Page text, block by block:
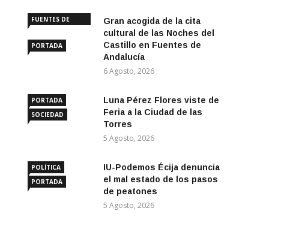
FUENTES DE
PORTADA
Gran acogida de la cita
cultural de las Noches del
Castillo en Fuentes de
Andalucía
6 Agosto, 2026
PORTADA
SOCIEDAD
Luna Pérez Flores viste de
Feria a la Ciudad de las
Torres
5 Agosto, 2026
POLÍTICA
PORTADA
IU-Podemos Écija denuncia
el mal estado de los pasos
de peatones
5 Agosto, 2026